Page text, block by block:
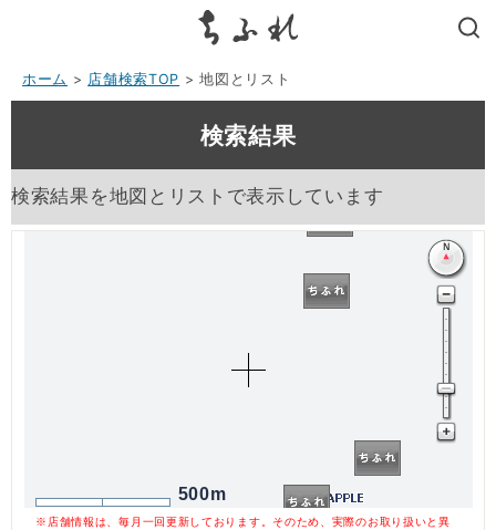
ホーム > 店舗検索TOP > 地図とリスト
検索結果
検索結果を地図とリストで表示しています
500m
※店舗情報は、毎月一回更新しております。そのため、実際のお取り扱いと異